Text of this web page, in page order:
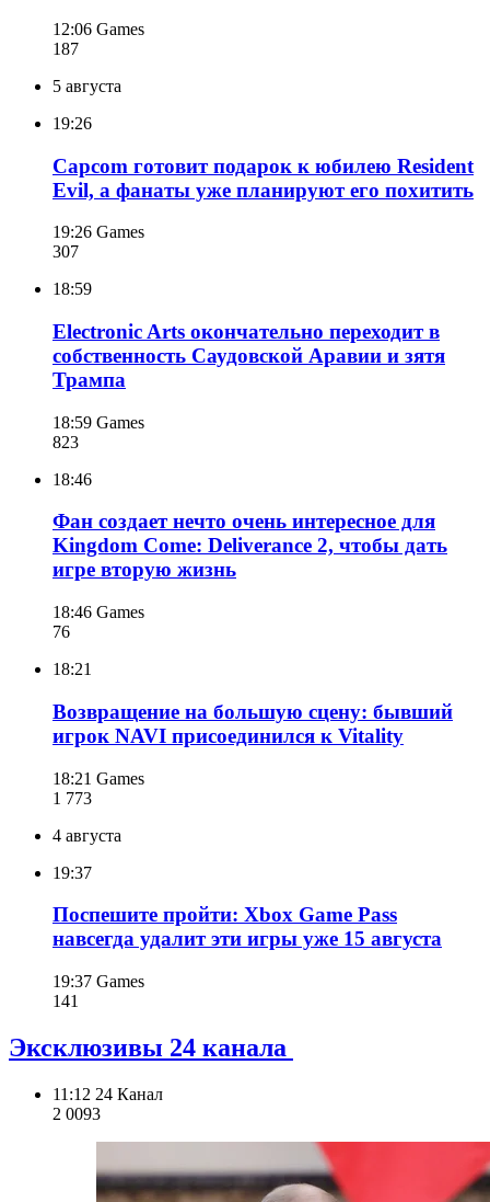
12:06 Games
187
5 августа
19:26
Capcom готовит подарок к юбилею Resident
Evil, а фанаты уже планируют его похитить
19:26 Games
307
18:59
Electronic Arts окончательно переходит в
собственность Саудовской Аравии и зятя
Трампа
18:59 Games
823
18:46
Фан создает нечто очень интересное для
Kingdom Come: Deliverance 2, чтобы дать
игре вторую жизнь
18:46 Games
76
18:21
Возвращение на большую сцену: бывший
игрок NAVI присоединился к Vitality
18:21 Games
1 773
4 августа
19:37
Поспешите пройти: Xbox Game Pass
навсегда удалит эти игры уже 15 августа
19:37 Games
141
Эксклюзивы 24 канала
11:12 24 Канал
2 0093